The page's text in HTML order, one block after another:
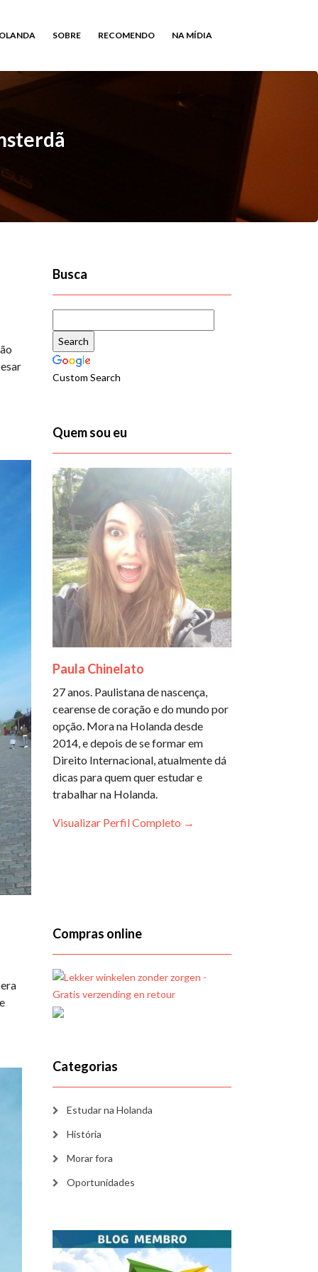
SOBRE RECOMENDO NA MÍDIA
Busca
Custom Search
Quem sou eu
Paula Chinelato
27 anos. Paulistana de nascença,
cearense de coração e do mundo por
opção. Mora na Holanda desde
2014, e depois de se formar em
Direito Internacional, atualmente dá
dicas para quem quer estudar e
trabalhar na Holanda.
Visualizar Perfil Completo →
Compras online
Categorias
Estudar na Holanda
História
Morar fora
Oportunidades